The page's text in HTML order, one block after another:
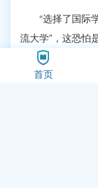
“选择了国际
流大学”，这恐怕
校也只有10多年
国际教育的理解。
首页